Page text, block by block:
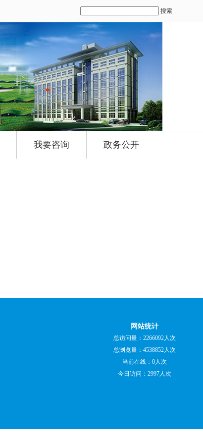
搜索
我要咨询 政务公开
网站统计
总访问量：2266092人次
总浏览量：4538852人次
当前在线：0人次
今日访问：2997人次